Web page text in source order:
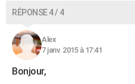
RÉPONSE 4 / 4
Alex
7 janv. 2015 à 17:41
Bonjour,